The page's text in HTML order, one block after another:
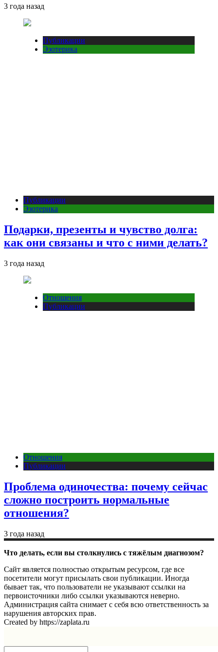
3 года назад
Публикации
Эзотерика
Публикации
Эзотерика
Подарки, презенты и чувство долга:
как они связаны и что с ними делать?
3 года назад
Отношения
Публикации
Отношения
Публикации
Проблема одиночества: почему сейчас
сложно построить нормальные
отношения?
3 года назад
Что делать, если вы столкнулись с тяжёлым диагнозом?
Сайт является полностью открытым ресурсом, где все
посетители могут присылать свои публикации. Иногда
бывает так, что пользователи не указывают ссылки на
первоисточники либо ссылки указываются неверно.
Администрация сайта снимает с себя всю ответственность за
нарушения авторских прав.
Created by https://zaplata.ru